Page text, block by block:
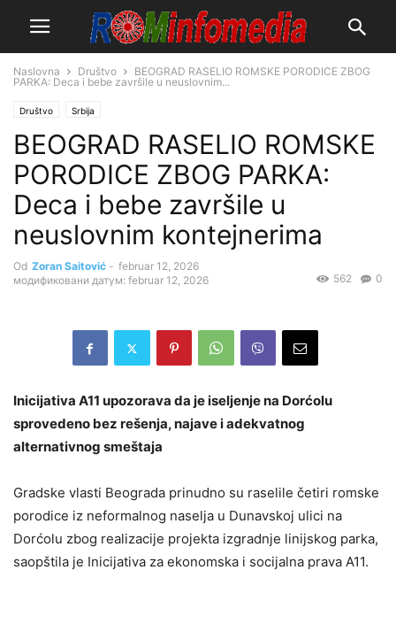
Naslovna Društvo
BEOGRAD RASELIO ROMSKE PORODICE ZBOG
PARKA: Deca i bebe završile u neuslovnim...
Društvo Srbija
BEOGRAD RASELIO ROMSKE
PORODICE ZBOG PARKA:
Deca i bebe završile u
neuslovnim kontejnerima
Od Zoran Saitović - februar 12, 2026
модификовани датум: februar 12, 2026
0
562
Inicijativa A11 upozorava da je iseljenje na Dorćolu
sprovedeno bez rešenja, najave i adekvatnog
alternativnog smeštaja
Gradske vlasti Beograda prinudno su raselile četiri romske
porodice iz neformalnog naselja u Dunavskoj ulici na
Dorćolu zbog realizacije projekta izgradnje linijskog parka,
saopštila je Inicijativa za ekonomska i socijalna prava A11.